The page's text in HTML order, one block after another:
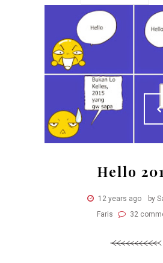
Hello
12 years ago
by
Faris
32